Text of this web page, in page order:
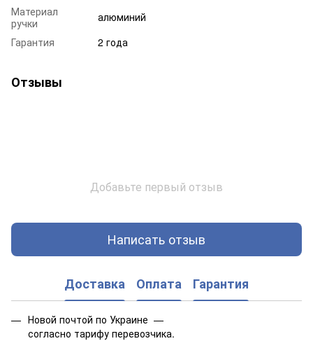
Материал
ручки
алюминий
Гарантия
2 года
Отзывы
Добавьте первый отзыв
Написать отзыв
Доставка Оплата Гарантия
Новой почтой по Украине —
согласно тарифу перевозчика.